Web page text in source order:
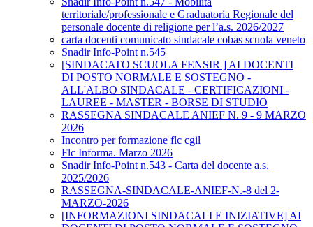
territoriale/professionale e Graduatoria Regionale del
personale docente di religione per l’a.s. 2026/2027
carta docenti comunicato sindacale cobas scuola veneto
Snadir Info-Point n.545
[SINDACATO SCUOLA FENSIR ] AI DOCENTI
DI POSTO NORMALE E SOSTEGNO -
ALL'ALBO SINDACALE - CERTIFICAZIONI -
LAUREE - MASTER - BORSE DI STUDIO
RASSEGNA SINDACALE ANIEF N. 9 - 9 MARZO
2026
Incontro per formazione flc cgil
Flc Informa. Marzo 2026
Snadir Info-Point n.543 - Carta del docente a.s.
2025/2026
RASSEGNA-SINDACALE-ANIEF-N.-8 del 2-
MARZO-2026
[INFORMAZIONI SINDACALI E INIZIATIVE] AI